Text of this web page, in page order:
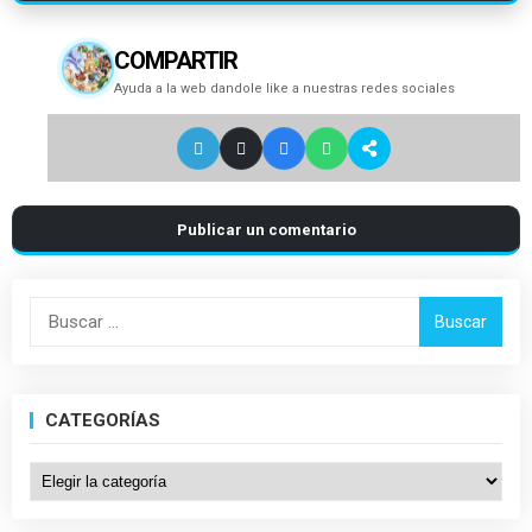
COMPARTIR
Ayuda a la web dandole like a nuestras redes sociales
Publicar un comentario
Buscar:
CATEGORÍAS
Categorías